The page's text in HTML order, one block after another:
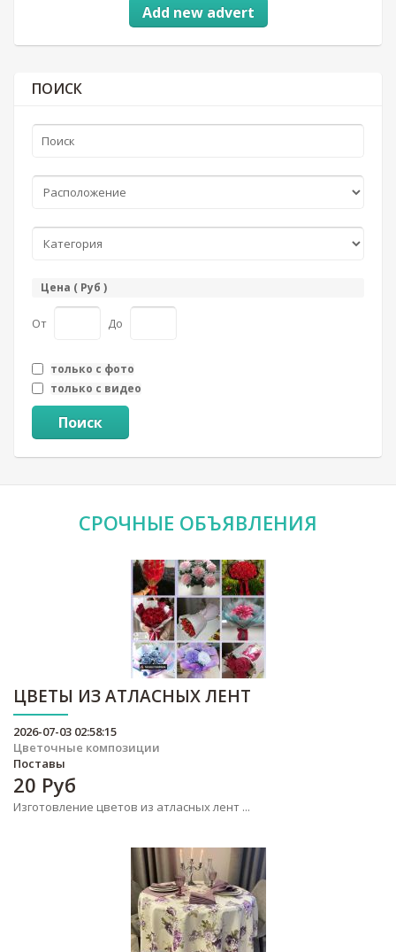
Add new advert
ПОИСК
Цена ( Руб )
От До
только с фото
только с видео
Поиск
СРОЧНЫЕ ОБЪЯВЛЕНИЯ
ЦВЕТЫ ИЗ АТЛАСНЫХ ЛЕНТ
2026-07-03 02:58:15
Цветочные композиции
Поставы
20 Руб
Изготовление цветов из атласных лент ...